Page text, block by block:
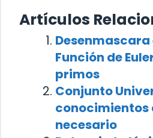
Artículos
Función de
primos
Conjunto
conocimientos
necesario